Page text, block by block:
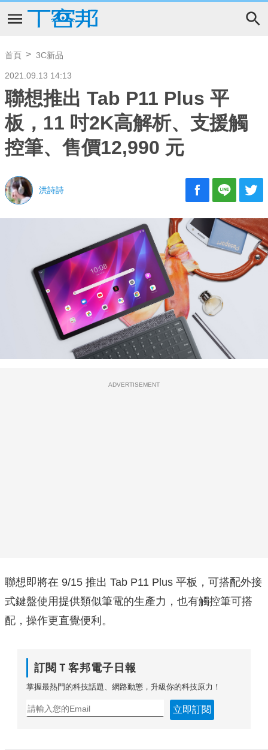
首頁 3C新品
2021.09.13 14:13
聯想推出 Tab P11 Plus 平
板，11 吋2K高解析、支援觸
控筆、售價12,990 元
洪詩詩
ADVERTISEMENT
聯想即將在 9/15 推出 Tab P11 Plus 平板，可搭配外接
式鍵盤使用提供類似筆電的生產力，也有觸控筆可搭
配，操作更直覺便利。
訂閱Ｔ客邦電子日報
掌握最熱門的科技話題、網路動態，升級你的科技原力！
立即訂閱